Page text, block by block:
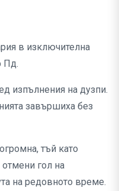
в изключителна
Пд.
изпълнения на дузпи.
завършиха без
тъй като
гол на
на редовното време.